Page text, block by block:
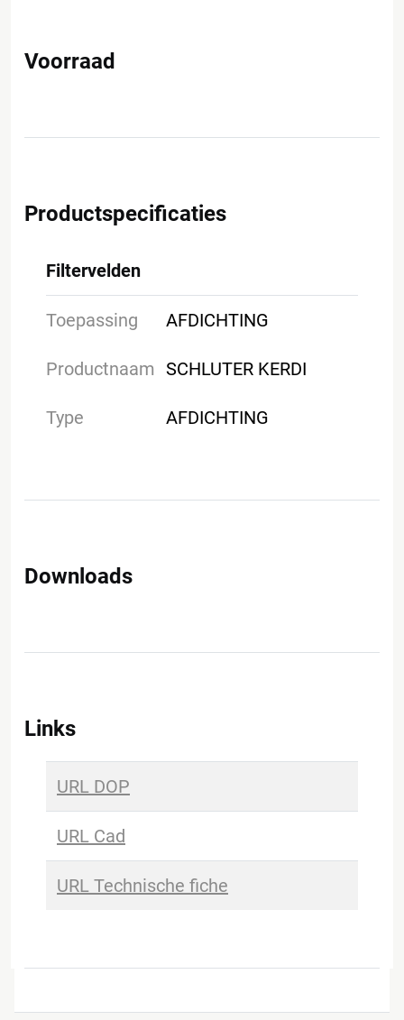
Voorraad
Productspecificaties
Filtervelden
Toepassing AFDICHTING
Productnaam SCHLUTER KERDI
Type AFDICHTING
Downloads
Links
URL DOP
URL Cad
URL Technische fiche